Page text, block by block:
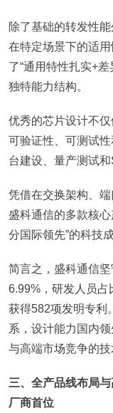
除了基础的转发性
在特定场景下的适
了“通用特性扎实+
独特能力结构。
优秀的芯片设计不
可验证性、可测试
台建设、量产测试
凭借在交换架构、
盛科通信的多款核
分国际领先”的科技
简言之，盛科通信
6.99%，研发人员
获得582项发明专利
系，设计能力国内
与高端市场竞争的技
三、全产品线布局
厂商首位